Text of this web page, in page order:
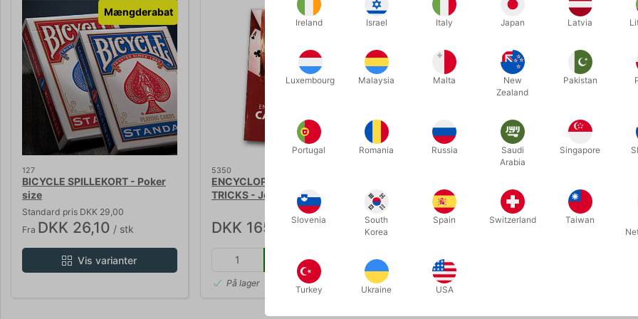
Mængderabat
127
BICYCLE SPILLEKORT - Poker
size
Standard pris DKK 29,00
Fra DKK 26,10 / stk
Vis varianter
5350
ENCYCLOPEDIA OF CARD
TRICKS - Jean Hugard
DKK 165,00
Køb nu
På lager
DKK 95,00
MENTAL
Bicycle
DKK
Ireland Israel Italy Japan Latvia
Luxembourg Malaysia Malta
New
Zealand
Pakistan
Portugal Romania Russia
Saudi
Arabia
Singapore
Slovenia
South
Korea
Spain Switzerland Taiwan
Turkey Ukraine USA